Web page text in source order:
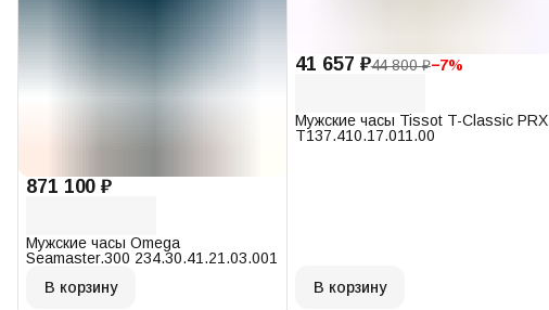
871 100 ₽
Мужские часы Omega
Seamaster.300 234.30.41.21.03.001
В корзину
41 657 ₽44 800 ₽−7%
Мужские часы Tissot T-Classic PRX
T137.410.17.011.00
В корзину